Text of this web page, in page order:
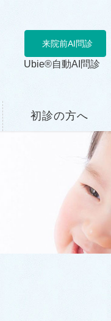
来院前AI問診
Ubie®自動AI問診
初診の方へ